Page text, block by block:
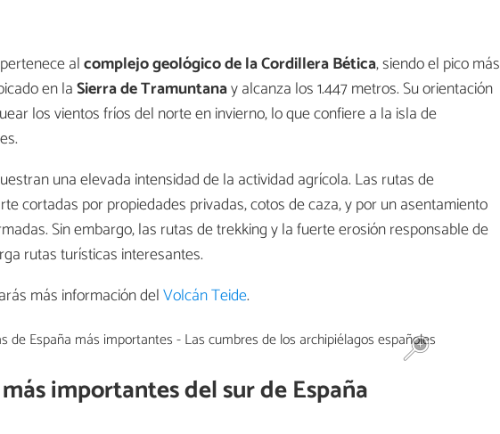
alcomplejo geológico de la Cordillera Bética, siendo el pico más
en laSierra de Tramuntanay alcanza los 1.447 metros. Su orientación
los vientos fríos del norte en invierno, lo que confiere a la isla de
una elevada intensidad de la actividad agrícola. Las rutas de
cortadas por propiedades privadas, cotos de caza, y por un asentamiento
Sin embargo, las rutas de trekking y la fuerte erosión responsable de
rutas turísticas interesantes.
más información delVolcán Teide.
importantes del sur de España